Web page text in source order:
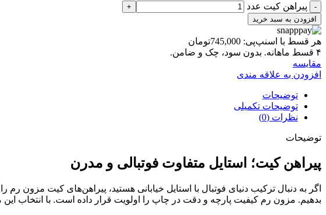
پيراهن کيت عدد
افزودن به سبد خرید
هر قسط با اسنپ‌پی: 745,000تومان
۴ قسط ماهانه. بدون سود، چک و ضامن.
مقايسه
افزودن به علاقه مندی
توضیحات
توضیحات تکمیلی
نظرات (0)
توضیحات
پیراهن کیت؛ استایل متفاوت فوتبالی و مدرن
اگر به دنبال ترکیب دنیای فوتبال با استایل خیابانی هستید، پیراهن‌های کیت مزون
بدهیم. مزون رم کیفیت پارچه و دقت در چاپ را اولویت قرار داده است. با انتخاب